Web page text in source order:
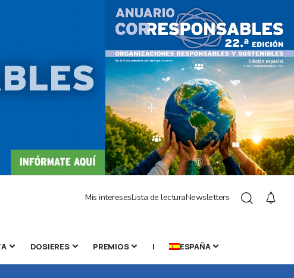
Mis interesesLista de lecturaNewsletters
DOSIERES PREMIOS | ESPAÑA